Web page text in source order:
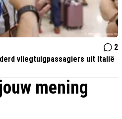
2
vliegtuigpassagiers uit Italië
mening